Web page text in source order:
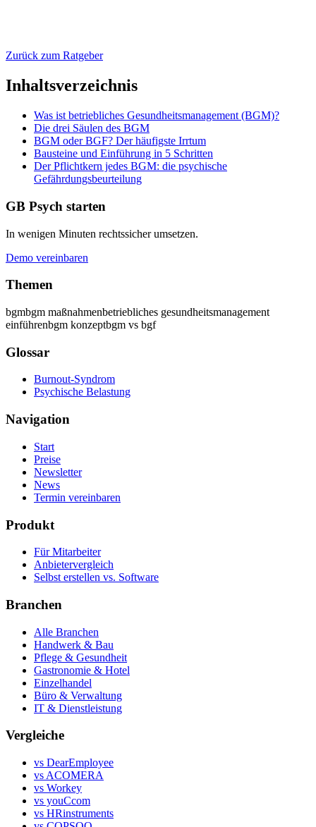
Zurück zum Ratgeber
Inhaltsverzeichnis
Was ist betriebliches Gesundheitsmanagement (BGM)?
Die drei Säulen des BGM
BGM oder BGF? Der häufigste Irrtum
Bausteine und Einführung in 5 Schritten
Der Pflichtkern jedes BGM: die psychische
Gefährdungsbeurteilung
GB Psych starten
In wenigen Minuten rechtssicher umsetzen.
Demo vereinbaren
Themen
bgmbgm maßnahmenbetriebliches gesundheitsmanagement
einführenbgm konzeptbgm vs bgf
Glossar
Burnout-Syndrom
Psychische Belastung
Navigation
Start
Preise
Newsletter
News
Termin vereinbaren
Produkt
Für Mitarbeiter
Anbietervergleich
Selbst erstellen vs. Software
Branchen
Alle Branchen
Handwerk & Bau
Pflege & Gesundheit
Gastronomie & Hotel
Einzelhandel
Büro & Verwaltung
IT & Dienstleistung
Vergleiche
vs DearEmployee
vs ACOMERA
vs Workey
vs youCcom
vs HRinstruments